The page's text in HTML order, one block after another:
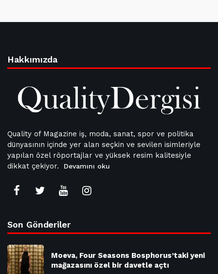
Hakkımızda
Quality of Magazine iş, moda, sanat, spor ve politika
dünyasının içinde yer alan seçkin ve sevilen isimleriyle
yapılan özel röportajlar ve yüksek resim kalitesiyle
dikkat çekiyor.
Devamını oku
Son Gönderiler
Moeva, Four Seasons Bosphorus’taki yeni
mağazasını özel bir davetle açtı